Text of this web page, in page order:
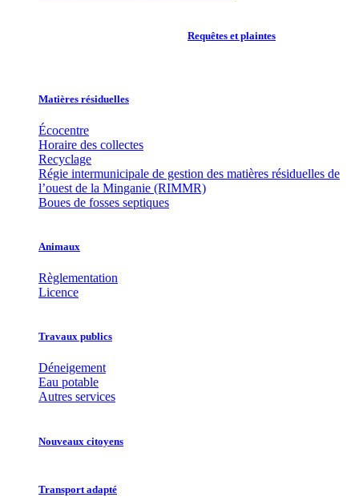
Requêtes et plaintes
Matières résiduelles
Écocentre
Horaire des collectes
Recyclage
Régie intermunicipale de gestion des matières résiduelles de
l’ouest de la Minganie (RIMMR)
Boues de fosses septiques
Animaux
Règlementation
Licence
Travaux publics
Déneigement
Eau potable
Autres services
Nouveaux citoyens
Transport adapté